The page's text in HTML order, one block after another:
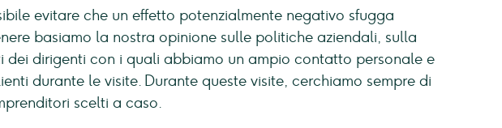
evitare che un effetto potenzialmente negativo sfugga
basiamo la nostra opinione sulle politiche aziendali, sulla
dei dirigenti con i quali abbiamo un ampio contatto personale e
durante le visite. Durante queste visite, cerchiamo sempre di
scelti a caso.